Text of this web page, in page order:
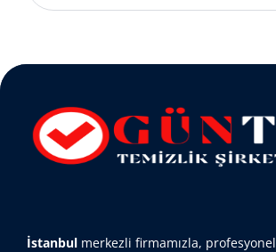
İstanbul merkezli firmamızla, profesyonel